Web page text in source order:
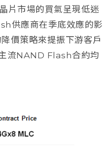
片市場的買氣呈現低迷
供應商在季底效應的影
價策略來提振下游客戶
流NAND Flash合約均